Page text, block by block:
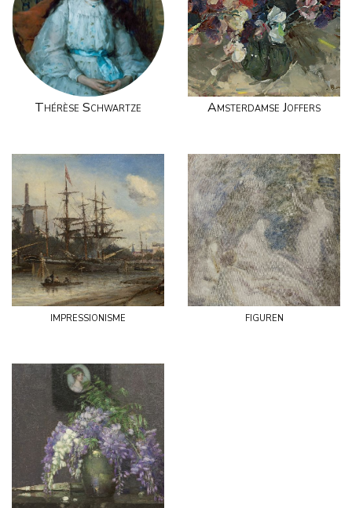
Thérèse Schwartze Amsterdamse Joffers
impressionisme figuren